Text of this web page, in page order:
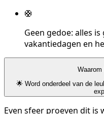
🛟
Geen gedoe: alles
vakantiedagen en
Waarom
🌟 Word onderdeel van de
Even sfeer proeven dit is